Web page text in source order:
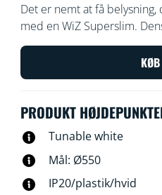
Det er nemt at få
med en WiZ Superslim.
fylder rummet med køligt
at være opmærksom og
dæmpes til en blød og
PRODUKT
Tunable white
Mål: Ø550
IP20/plastik/hvid